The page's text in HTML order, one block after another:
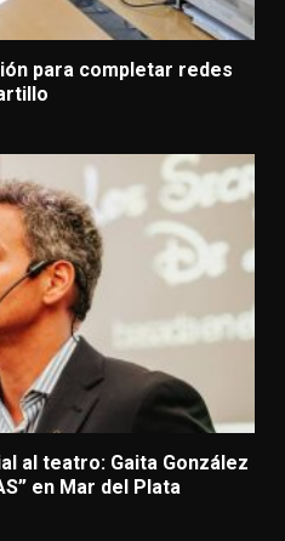
para completar redes
al teatro: Gaita González
en Mar del Plata